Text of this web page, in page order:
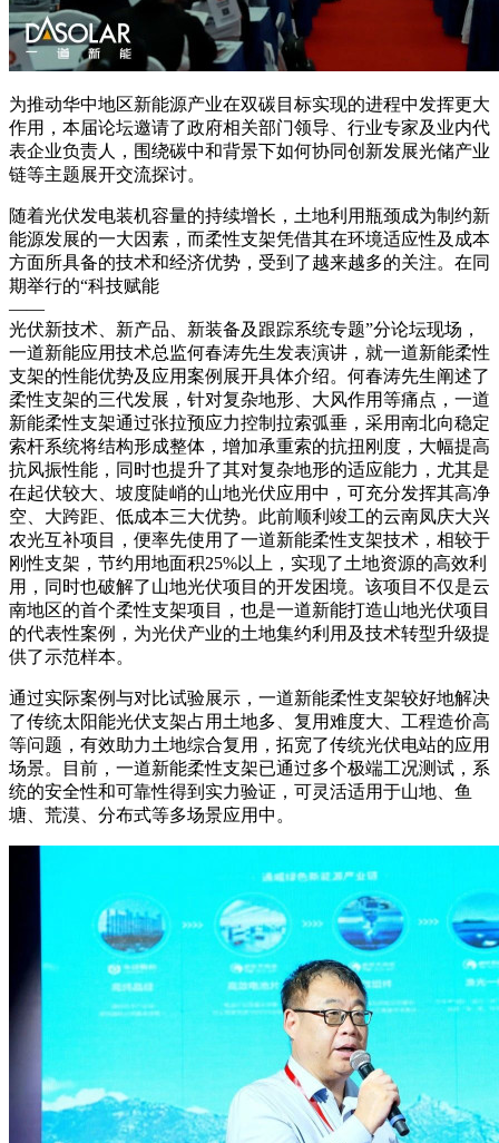
为推动华中地区新能源产业在双碳目标实现的进程中发挥更大
作用，本届论坛邀请了政府相关部门领导、行业专家及业内代
表企业负责人，围绕碳中和背景下如何协同创新发展光储产业
链等主题展开交流探讨。
随着光伏发电装机容量的持续增长，土地利用瓶颈成为制约新
能源发展的一大因素，而柔性支架凭借其在环境适应性及成本
方面所具备的技术和经济优势，受到了越来越多的关注。在同
期举行的“科技赋能
——
光伏新技术、新产品、新装备及跟踪系统专题”分论坛现场，
一道新能应用技术总监何春涛先生发表演讲，就一道新能柔性
支架的性能优势及应用案例展开具体介绍。何春涛先生阐述了
柔性支架的三代发展，针对复杂地形、大风作用等痛点，一道
新能柔性支架通过张拉预应力控制拉索弧垂，采用南北向稳定
索杆系统将结构形成整体，增加承重索的抗扭刚度，大幅提高
抗风振性能，同时也提升了其对复杂地形的适应能力，尤其是
在起伏较大、坡度陡峭的山地光伏应用中，可充分发挥其高净
空、大跨距、低成本三大优势。此前顺利竣工的云南凤庆大兴
农光互补项目，便率先使用了一道新能柔性支架技术，相较于
刚性支架，节约用地面积25%以上，实现了土地资源的高效利
用，同时也破解了山地光伏项目的开发困境。该项目不仅是云
南地区的首个柔性支架项目，也是一道新能打造山地光伏项目
的代表性案例，为光伏产业的土地集约利用及技术转型升级提
供了示范样本。
通过实际案例与对比试验展示，一道新能柔性支架较好地解决
了传统太阳能光伏支架占用土地多、复用难度大、工程造价高
等问题，有效助力土地综合复用，拓宽了传统光伏电站的应用
场景。目前，一道新能柔性支架已通过多个极端工况测试，系
统的安全性和可靠性得到实力验证，可灵活适用于山地、鱼
塘、荒漠、分布式等多场景应用中。